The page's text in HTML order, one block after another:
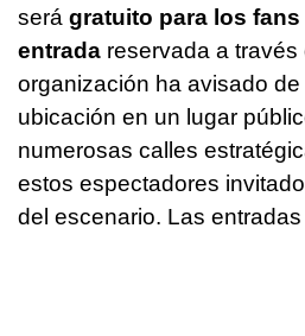
será gratuito para los
entrada reservada a
organización ha avisado
ubicación en un lugar
numerosas calles
estos espectadores
del escenario. Las